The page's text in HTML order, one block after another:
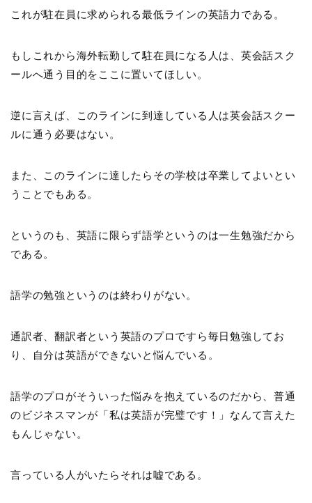
これが駐在員に求められる最低ラインの英語力である。
もしこれから海外転勤して駐在員になる人は、英会話スク
ールへ通う目的をここに置いてほしい。
逆に言えば、このラインに到達している人は英会話スクー
ルに通う必要はない。
また、このラインに達したらその学校は卒業してよいとい
うことでもある。
というのも、英語に限らず語学というのは一生勉強だから
である。
語学の勉強というのは終わりがない。
通訳者、翻訳者という英語のプロですら毎日勉強してお
り、自分は英語ができないと悩んでいる。
語学のプロがそういった悩みを抱えているのだから、普通
のビジネスマンが「私は英語が完璧です！」なんて言えた
もんじゃない。
言っている人がいたらそれは嘘である。